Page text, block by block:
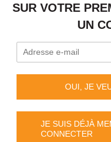
SUR VOTRE
UN
OUI, JE
JE SUIS DÉJÀ
CONNECTER